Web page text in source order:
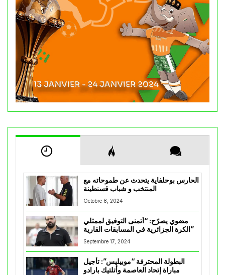
الحارس بوحلفاية يتحدث عن طموحاته مع
المنتخب و شباب قسنطينة
Octobre 8, 2024
مضوي يصرّح: “أتمنى التوفيق لممثلي
الكرة الجزائرية في المسابقات القارية”
Septembre 17, 2024
البطولة المحترفة “موبيليس”: تأجيل
مباراة إتحاد العاصمة وأتلتيك بارادو